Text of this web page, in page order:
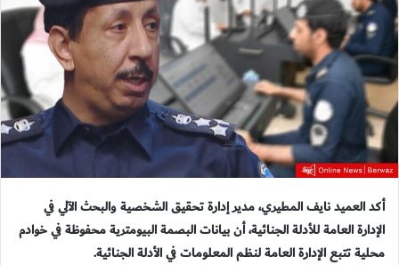
أكد العميد نايف المطيري، مدير إدارة تحقيق الشخصية والبحث الآلي في
الإدارة العامة للأدلة الجنائية، أن بيانات البصمة البيومترية محفوظة في خوادم
محلية تتبع الإدارة العامة لنظم المعلومات في الأدلة الجنائية.